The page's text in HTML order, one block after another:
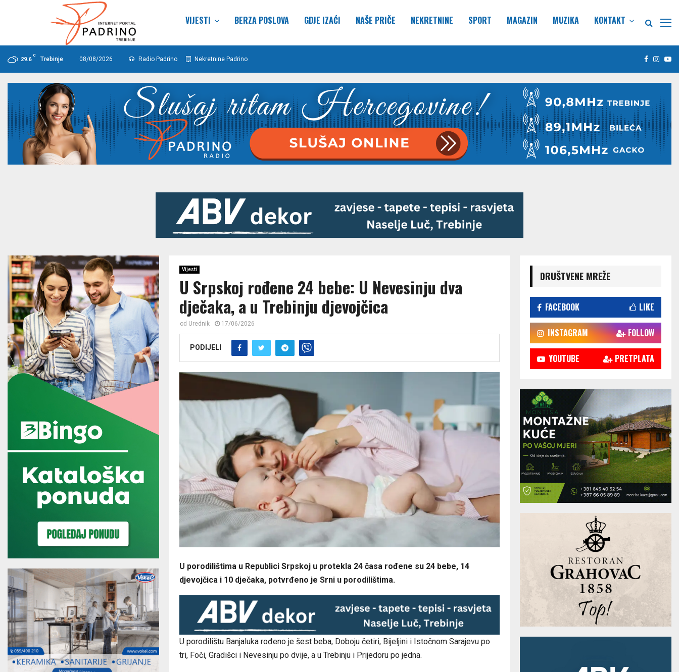
VIJESTI BERZA POSLOVA GDJE IZAĆI NAŠE PRIČE NEKRETNINE SPORT MAGAZIN MUZIKA KONTAKT
29.6
C
Trebinje 08/08/2026 Radio Padrino Nekretnine Padrino Facebook
Vijesti
U Srpskoj rođene 24 bebe: U Nevesinju dva
d‌ječaka, a u Trebinju d‌jevojčica
od Urednik 17/06/2026
PODIJELI
U porodilištima u Republici Srpskoj u protekla 24 časa rođene su 24 bebe, 14
d‌jevojčica i 10 d‌ječaka, potvrđeno je Srni u porodilištima.
U porodilištu Banjaluka rođeno je šest beba, Doboju četiri, Bijeljini i Istočnom Sarajevu po
tri, Foči, Gradišci i Nevesinju po dvije, a u Trebinju i Prijedoru po jedna.
DRUŠTVENE MREŽE
FACEBOOK LIKE
INSTAGRAM FOLLOW
YOUTUBE PRETPLATA